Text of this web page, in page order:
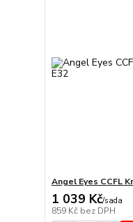
Angel Eyes CCFL
1 039 Kč/sada
859 Kč bez DPH